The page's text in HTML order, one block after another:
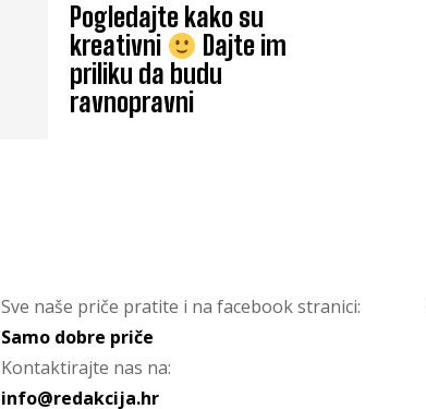
Pogledajte kako su
kreativni
Dajte im
priliku da budu
ravnopravni
Sve naše priče pratite i na facebook stranici:
Samo dobre priče
Kontaktirajte nas na:
info@redakcija.hr